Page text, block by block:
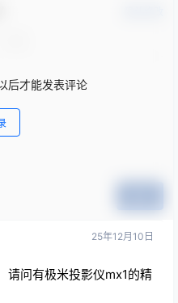
后才能发表评论
25年12月10日
请问有极米投影仪mx1的精